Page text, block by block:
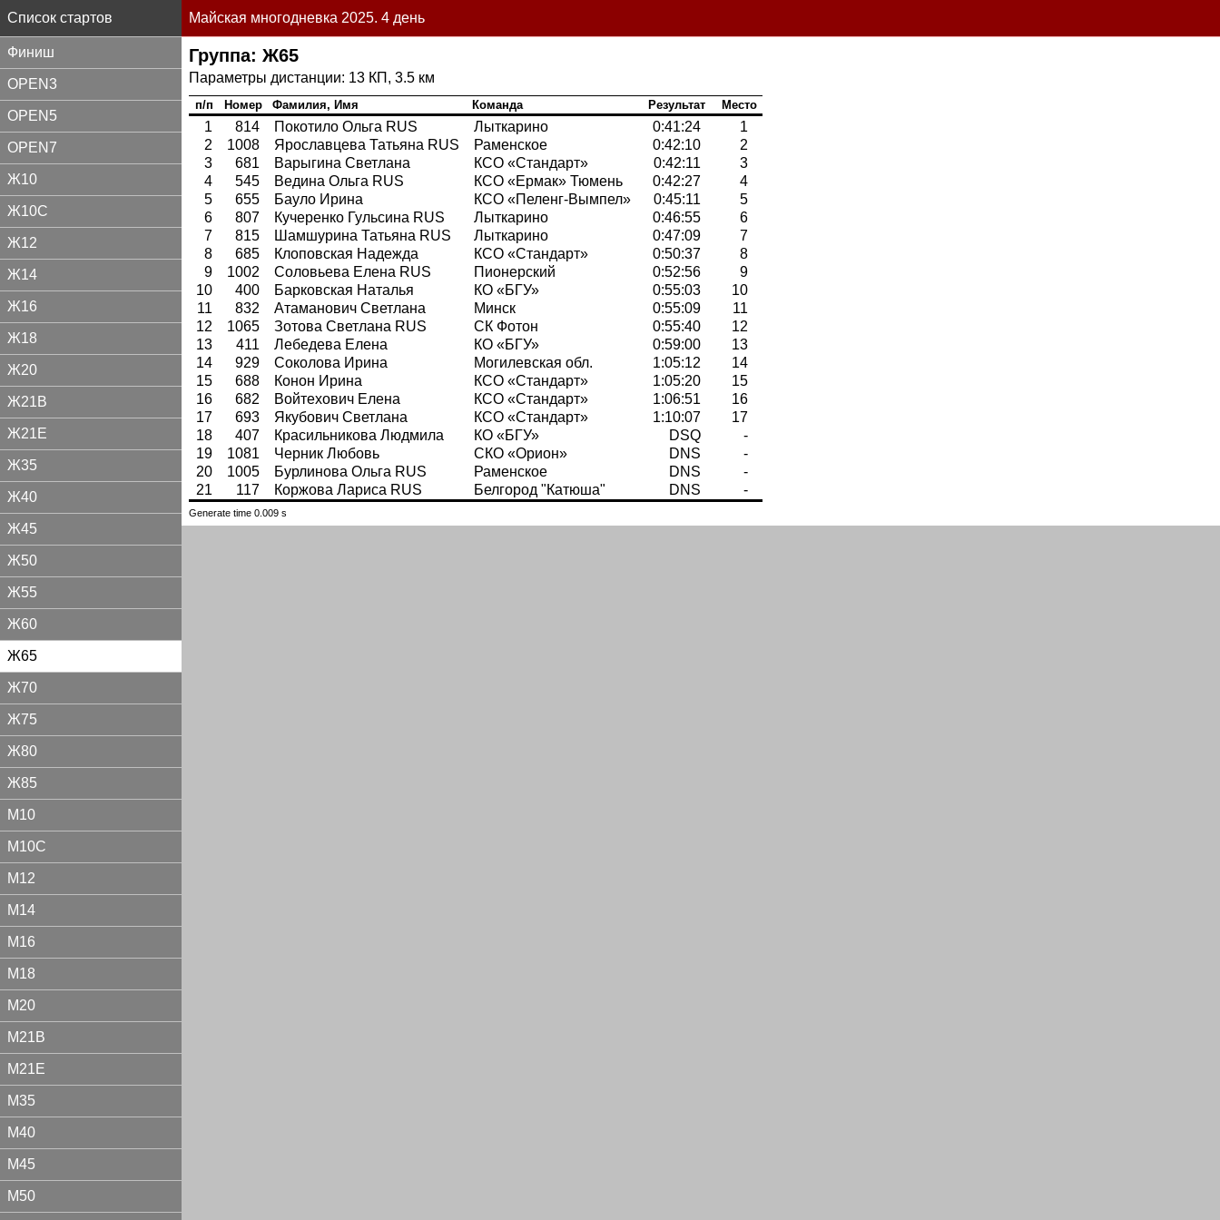
Майская многодневка 2025. 4 день
Группа: Ж65
13 КП, 3.5 км
п/п Номер Фамилия, Имя Команда Результат Место
1 814 Покотило Ольга RUS Лыткарино 0:41:24
1
2
1008 Ярославцева Татьяна RUS Раменское 0:42:10
2
3
681 Варыгина Светлана КСО «Стандарт» 0:42:11
3
4
545 Ведина Ольга RUS КСО «Ермак» Тюмень 0:42:27
4
5
655 Бауло Ирина КСО «Пеленг-Вымпел» 0:45:11
5
6
807 Кучеренко Гульсина RUS Лыткарино 0:46:55
6
7
815 Шамшурина Татьяна RUS Лыткарино 0:47:09
7
8
685 Клоповская Надежда КСО «Стандарт» 0:50:37
8
9
1002 Соловьева Елена RUS Пионерский 0:52:56
9
10
400 Барковская Наталья КО «БГУ» 0:55:03
10
11
832 Атаманович Светлана Минск 0:55:09
11
12
1065 Зотова Светлана RUS СК Фотон 0:55:40
12
13
411 Лебедева Елена КО «БГУ» 0:59:00
13
14
929 Соколова Ирина Могилевская обл. 1:05:12
14
15
688 Конон Ирина КСО «Стандарт» 1:05:20
15
16
682 Войтехович Елена КСО «Стандарт» 1:06:51
16
17
693 Якубович Светлана КСО «Стандарт» 1:10:07
17
18
407 Красильникова Людмила КО «БГУ» DSQ
-
19
1081 Черник Любовь СКО «Орион» DNS
-
20
1005 Бурлинова Ольга RUS Раменское DNS
-
21
117 Коржова Лариса RUS Белгород "Катюша" DNS -
Generate time 0.009 s
Список стартов
Финиш
OPEN3
OPEN5
OPEN7
Ж10
Ж10С
Ж12
Ж14
Ж16
Ж18
Ж20
Ж21В
Ж21Е
Ж35
Ж40
Ж45
Ж50
Ж55
Ж60
Ж65
Ж70
Ж75
Ж80
Ж85
М10
М10С
М12
М14
М16
М18
М20
М21В
М21Е
М35
М40
М45
М50